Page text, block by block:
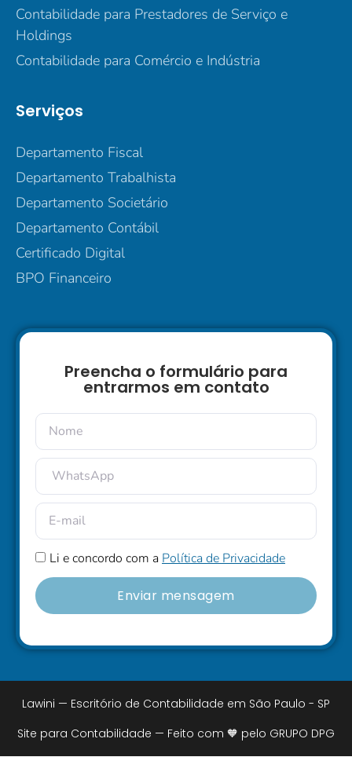
Contabilidade para Prestadores de Serviço e
Holdings
Contabilidade para Comércio e Indústria
Serviços
Departamento Fiscal
Departamento Trabalhista
Departamento Societário
Departamento Contábil
Certificado Digital
BPO Financeiro
Preencha o formulário para
entrarmos em contato
Li e concordo com a Política de Privacidade
Enviar mensagem
Lawini — Escritório de Contabilidade em São Paulo - SP
Site para Contabilidade — Feito com 🧡 pelo GRUPO DPG